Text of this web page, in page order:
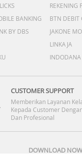
REKENING
BANKING
BTN DEBIT
BY DBS
JAKONE
LINKAJA
INDODANA
CUSTOMER SUPPORT
Memberikan Layanan
Kepada Customer
Dan Profesional
DOWNLOAD